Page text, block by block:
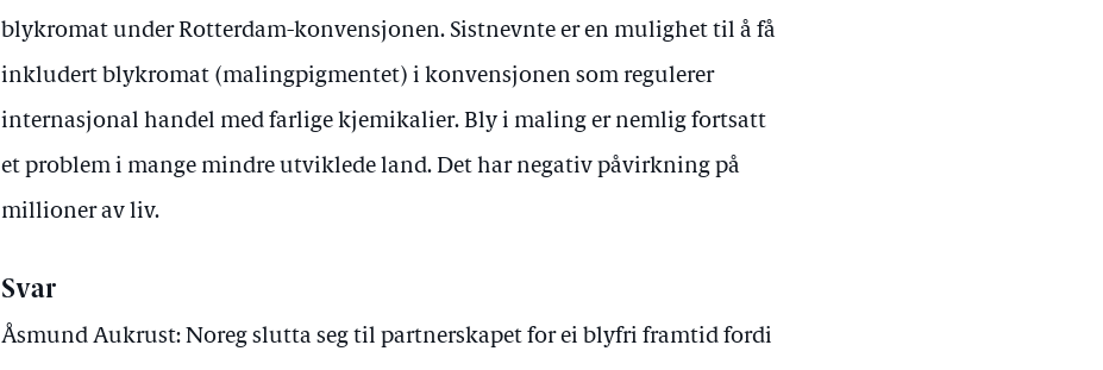
blykromat under Rotterdam-konvensjonen. Sistnevnte er en mulighet til å få
inkludert blykromat (malingpigmentet) i konvensjonen som regulerer
internasjonal handel med farlige kjemikalier. Bly i maling er nemlig fortsatt
et problem i mange mindre utviklede land. Det har negativ påvirkning på
millioner av liv.
Svar
Åsmund Aukrust: Noreg slutta seg til partnerskapet for ei blyfri framtid fordi